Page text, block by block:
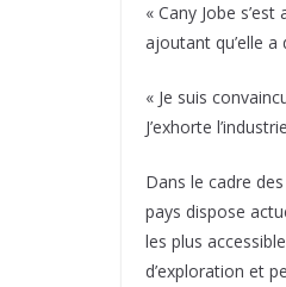
« Cany Jobe
ajoutant qu’elle
« Je suis
J’exhorte
Dans le cadre
pays dispose
les plus
d’exploration et